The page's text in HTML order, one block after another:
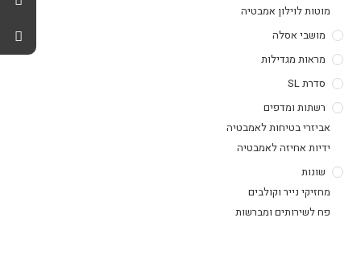
מוטות לוילון אמבטיה
מושבי אסלה
מראות מגדילות
סדרת SL
רשתות ומדפים
אביזרי בטיחות לאמבטיה
ידיות אחיזה לאמבטיה
שונות
מחזיקי נייר וקולבים
פח לשירותים ומברשות